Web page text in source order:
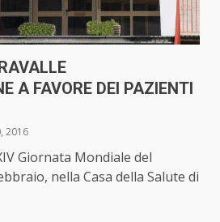
A FAVORE DEI PAZIENTI
2016
Giornata Mondiale del
nella Casa della Salute di